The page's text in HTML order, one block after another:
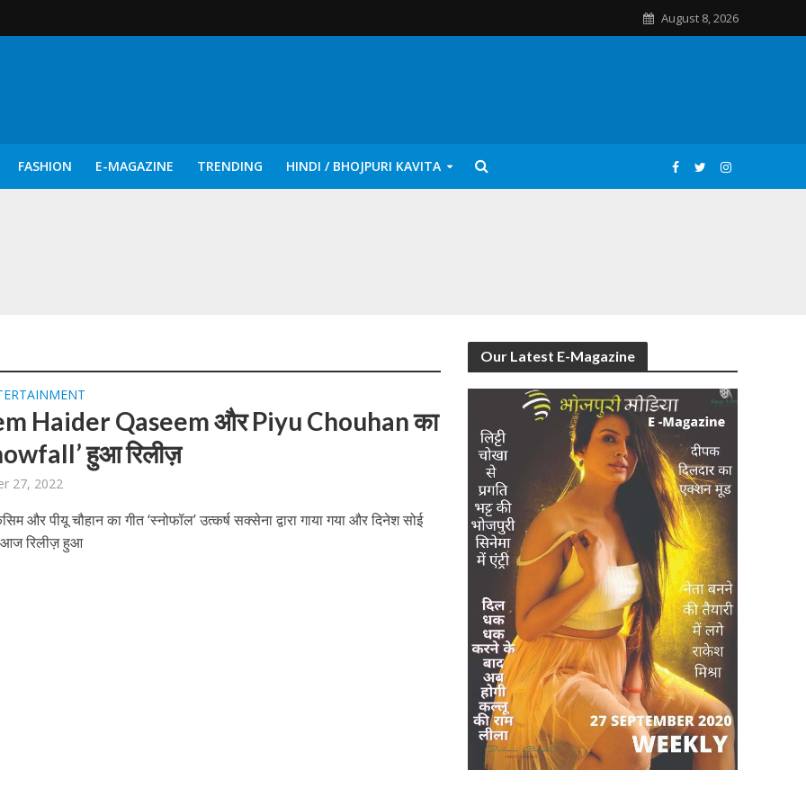
August 8, 2026
FASHION E-MAGAZINE TRENDING HINDI / BHOJPURI KAVITA
गीत तोहरे के मांगिला जानु हुआ रिलीज, दर्शकों का मिल रहा भरपूर प्यार
Haider Qaseem और Piyu Chouhan का
हुआ रिलीज़
27, 2022
और पीयू चौहान का गीत ‘स्नोफॉल’ उत्कर्ष सक्सेना द्वारा गाया गया और दिनेश सोई
आज रिलीज़ हुआ
Our Latest E-Magazine